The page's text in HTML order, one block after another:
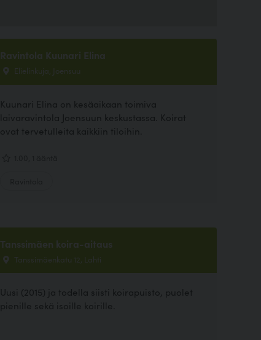
Ravintola Kuunari Elina
Elielinkuja, Joensuu
Kuunari Elina on kesäaikaan toimiva
laivaravintola Joensuun keskustassa. Koirat
ovat tervetulleita kaikkiin tiloihin.
Tanssimäen koira-aitaus
Tanssimäenkatu 12, Lahti
Uusi (2015) ja todella siisti koirapuisto, puolet
pienille sekä isoille koirille.